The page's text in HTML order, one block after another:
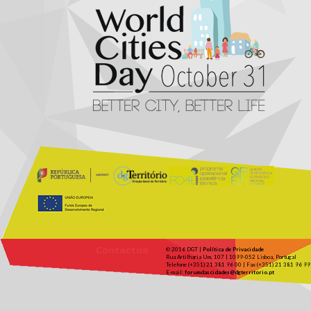
© 2016 DGT | Política de Privacidade
Rua Artilharia Um, 107 | 1099-052 Lisboa, Portugal
Telefone (+351) 21 381 96 00 | Fax (+351) 21 381 96 99
E-mail: forumdascidades@dgterritorio.pt